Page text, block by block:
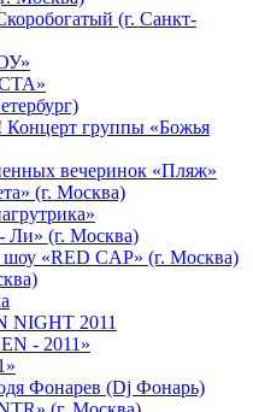
(г. Санкт-
Концерт группы «Божья
вечеринок «Пляж»
(г. Москва)
Ли» (г. Москва)
шоу «RED CAP» (г. Москва)
NIGHT 2011
- 2011»
Фонарев (Dj Фонарь)